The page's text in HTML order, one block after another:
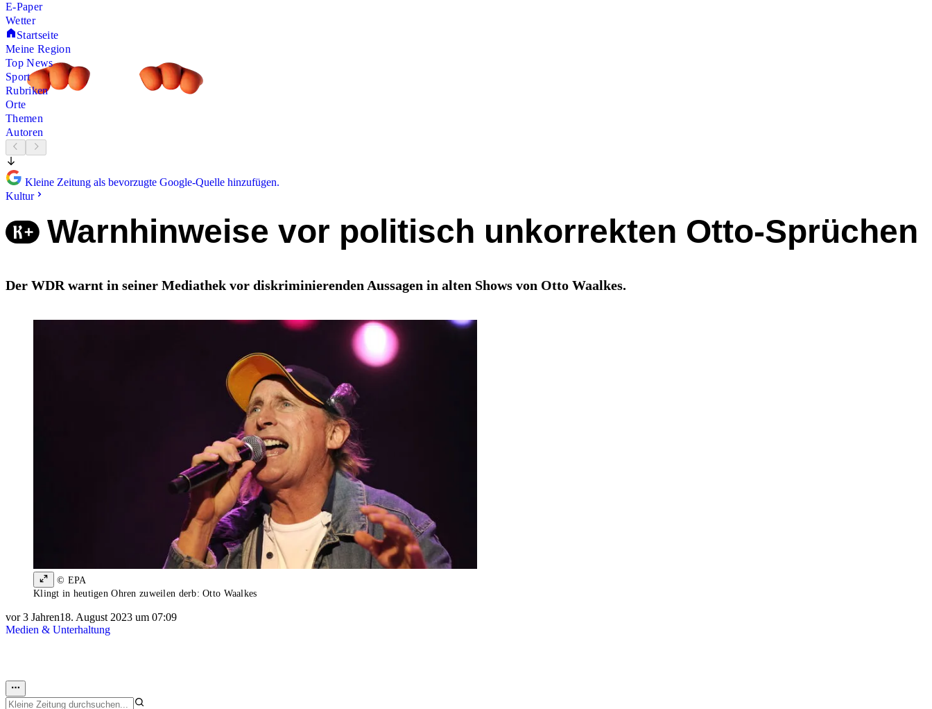
E-Paper
Wetter
Startseite
Meine Region
Top News
Sport
Rubriken
Orte
Themen
Autoren
Kleine Zeitung als bevorzugte Google-Quelle hinzufügen.
Kultur
Warnhinweise vor politisch unkorrekten Otto-Sprüchen
Der WDR warnt in seiner Mediathek vor diskriminierenden Aussagen in alten Shows von Otto Waalkes.
© EPA
Klingt in heutigen Ohren zuweilen derb: Otto Waalkes
vor 3 Jahren18. August 2023 um 07:09
Medien & Unterhaltung